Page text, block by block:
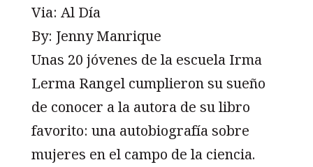
Via: Al Día
By: Jenny Manrique
Unas 20 jóvenes de la escuela Irma
Lerma Rangel cumplieron su sueño
de conocer a la autora de su libro
favorito: una autobiografía sobre
mujeres en el campo de la ciencia.